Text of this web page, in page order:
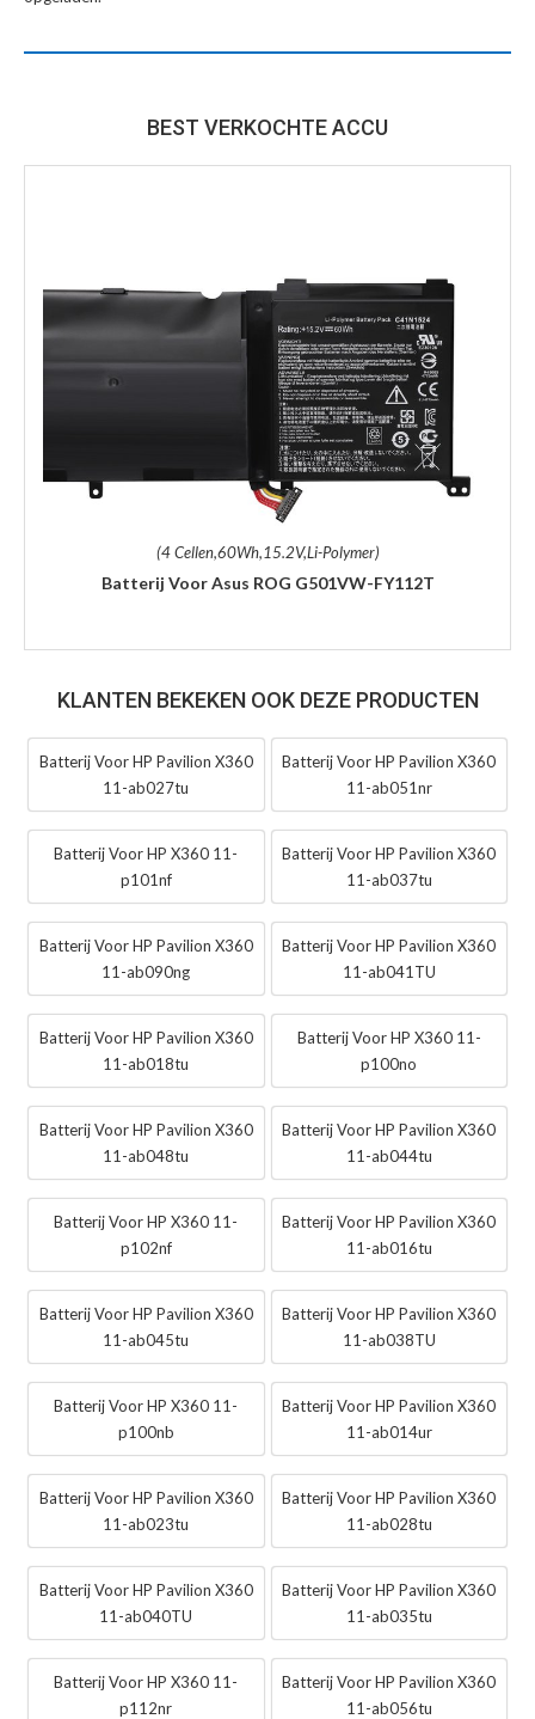
BEST VERKOCHTE ACCU
(4 Cellen,60Wh,15.2V,Li-Polymer)
Batterij Voor Asus ROG G501VW-FY112T
KLANTEN BEKEKEN OOK DEZE PRODUCTEN
Batterij Voor HP Pavilion X360
11-ab027tu
Batterij Voor HP Pavilion X360
11-ab051nr
Batterij Voor HP X360 11-
p101nf
Batterij Voor HP Pavilion X360
11-ab037tu
Batterij Voor HP Pavilion X360
11-ab090ng
Batterij Voor HP Pavilion X360
11-ab041TU
Batterij Voor HP Pavilion X360
11-ab018tu
Batterij Voor HP X360 11-
p100no
Batterij Voor HP Pavilion X360
11-ab048tu
Batterij Voor HP Pavilion X360
11-ab044tu
Batterij Voor HP X360 11-
p102nf
Batterij Voor HP Pavilion X360
11-ab016tu
Batterij Voor HP Pavilion X360
11-ab045tu
Batterij Voor HP Pavilion X360
11-ab038TU
Batterij Voor HP X360 11-
p100nb
Batterij Voor HP Pavilion X360
11-ab014ur
Batterij Voor HP Pavilion X360
11-ab023tu
Batterij Voor HP Pavilion X360
11-ab028tu
Batterij Voor HP Pavilion X360
11-ab040TU
Batterij Voor HP Pavilion X360
11-ab035tu
Batterij Voor HP X360 11-
p112nr
Batterij Voor HP Pavilion X360
11-ab056tu